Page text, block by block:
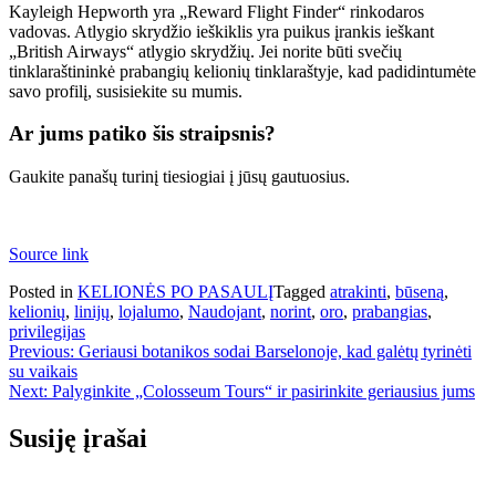
Kayleigh Hepworth yra „Reward Flight Finder“ rinkodaros
vadovas. Atlygio skrydžio ieškiklis yra puikus įrankis ieškant
„British Airways“ atlygio skrydžių. Jei norite būti svečių
tinklaraštininkė prabangių kelionių tinklaraštyje, kad padidintumėte
savo profilį, susisiekite su mumis.
Ar jums patiko šis straipsnis?
Gaukite panašų turinį tiesiogiai į jūsų gautuosius.
Source link
Posted in KELIONĖS PO PASAULĮTagged atrakinti, būseną,
kelionių, linijų, lojalumo, Naudojant, norint, oro, prabangias,
privilegijas
Navigacija
tarp
Previous: Geriausi botanikos sodai Barselonoje, kad galėtų tyrinėti
su vaikais
Next: Palyginkite „Colosseum Tours“ ir pasirinkite geriausius jums
Susiję įrašai